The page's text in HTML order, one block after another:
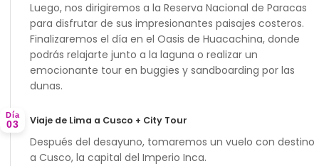
Luego, nos dirigiremos a la Reserva Nacional de Paracas
para disfrutar de sus impresionantes paisajes costeros.
Finalizaremos el día en el Oasis de Huacachina, donde
podrás relajarte junto a la laguna o realizar un
emocionante tour en buggies y sandboarding por las
dunas.
Día
03 Viaje de Lima a Cusco + City Tour
Después del desayuno, tomaremos un vuelo con destino
a Cusco, la capital del Imperio Inca.